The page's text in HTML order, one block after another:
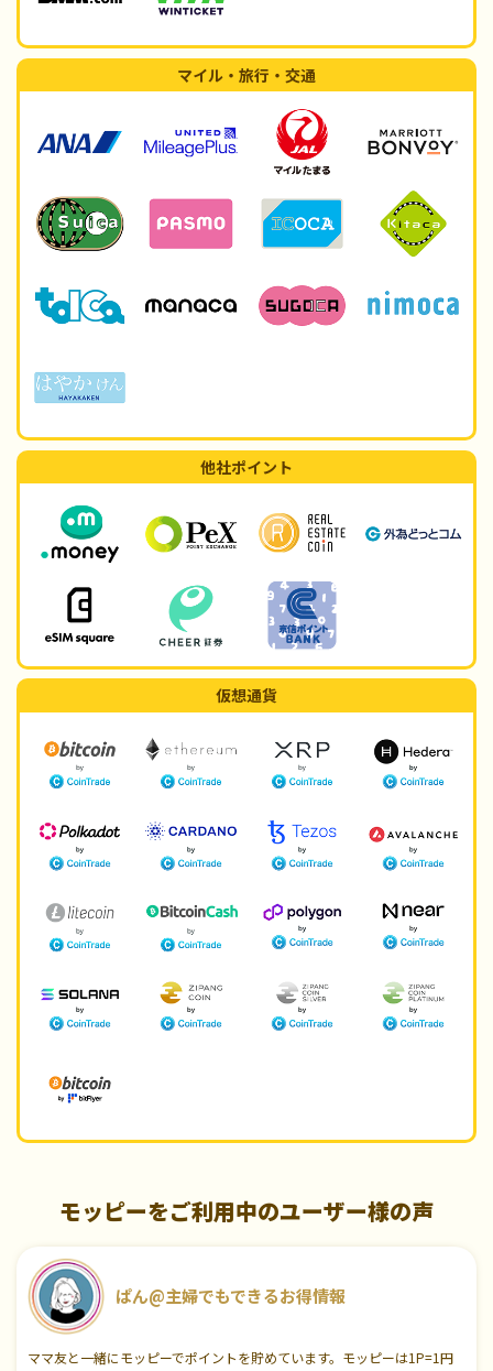
マイル・旅行・交通
他社ポイント
仮想通貨
モッピーをご利用中のユーザー様の声
ぱん@主婦でもできるお得情報
ママ友と一緒にモッピーでポイントを貯めています。モッピーは1P=1円